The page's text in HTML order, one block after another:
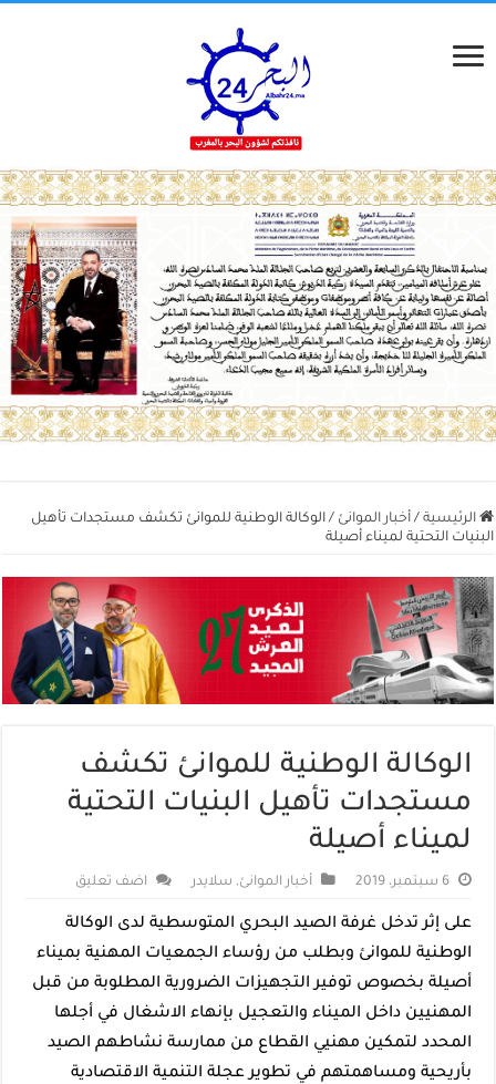
الرئيسية / أخبار الموانئ / الوكالة الوطنية للموانئ تكشف مستجدات تأهيل
البنيات التحتية لميناء أصيلة
الوكالة الوطنية للموانئ تكشف
مستجدات تأهيل البنيات التحتية
لميناء أصيلة
6 سبتمبر، 2019 أخبار الموانئ, سلايدر اضف تعليق
على إثر تدخل غرفة الصيد البحري المتوسطية لدى الوكالة
الوطنية للموانئ وبطلب من رؤساء الجمعيات المهنية بميناء
أصيلة بخصوص توفير التجهيزات الضرورية المطلوبة من قبل
المهنيين داخل الميناء والتعجيل بإنهاء الاشغال في أجلها
المحدد لتمكين مهنيي القطاع من ممارسة نشاطهم الصيد
بأريحية ومساهمتهم في تطوير عجلة التنمية الاقتصادية